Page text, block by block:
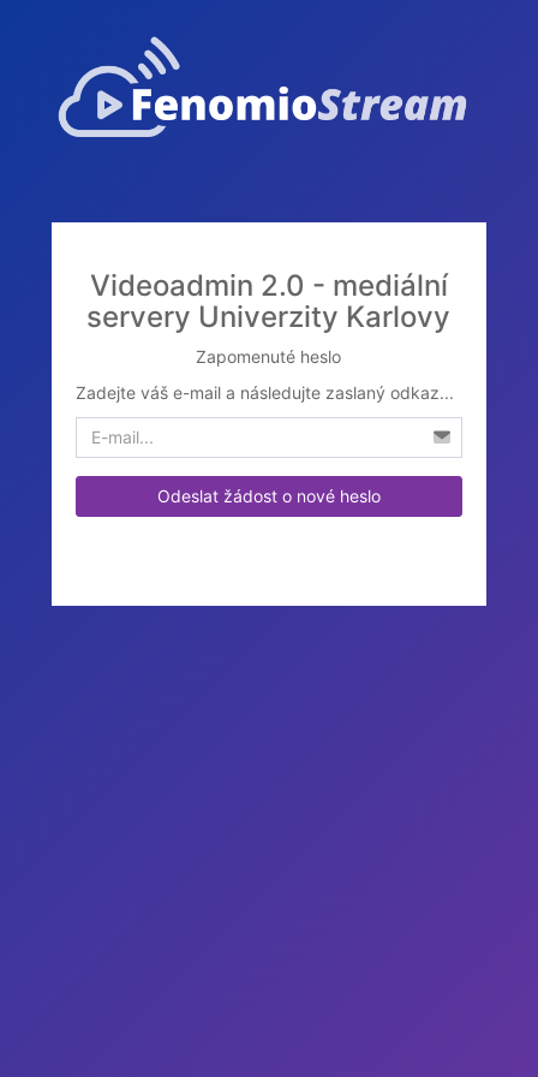
Videoadmin 2.0 - mediální
servery Univerzity Karlovy
Zapomenuté heslo
Zadejte váš e-mail a následujte zaslaný odkaz...
Odeslat žádost o nové heslo